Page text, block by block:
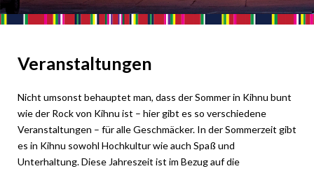
Veranstaltungen
Nicht umsonst behauptet man, dass der Sommer in Kihnu bunt
wie der Rock von Kihnu ist – hier gibt es so verschiedene
Veranstaltungen – für alle Geschmäcker. In der Sommerzeit gibt
es in Kihnu sowohl Hochkultur wie auch Spaß und
Unterhaltung. Diese Jahreszeit ist im Bezug auf die